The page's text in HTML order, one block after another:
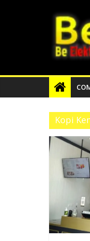
Media
Informasi
Nasional
dan
Kopi